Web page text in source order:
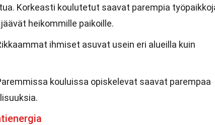
Korkeasti koulutetut saavat parempia
heikommille paikoille.
ihmiset asuvat usein eri alueilla kuin
kouluissa opiskelevat saavat parempaa